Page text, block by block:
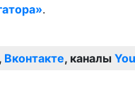
.
, Вконтакте, каналы